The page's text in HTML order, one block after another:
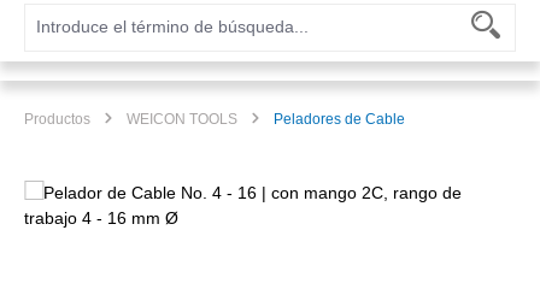
Productos WEICON TOOLS Peladores de Cable
Omitir galería de imágenes